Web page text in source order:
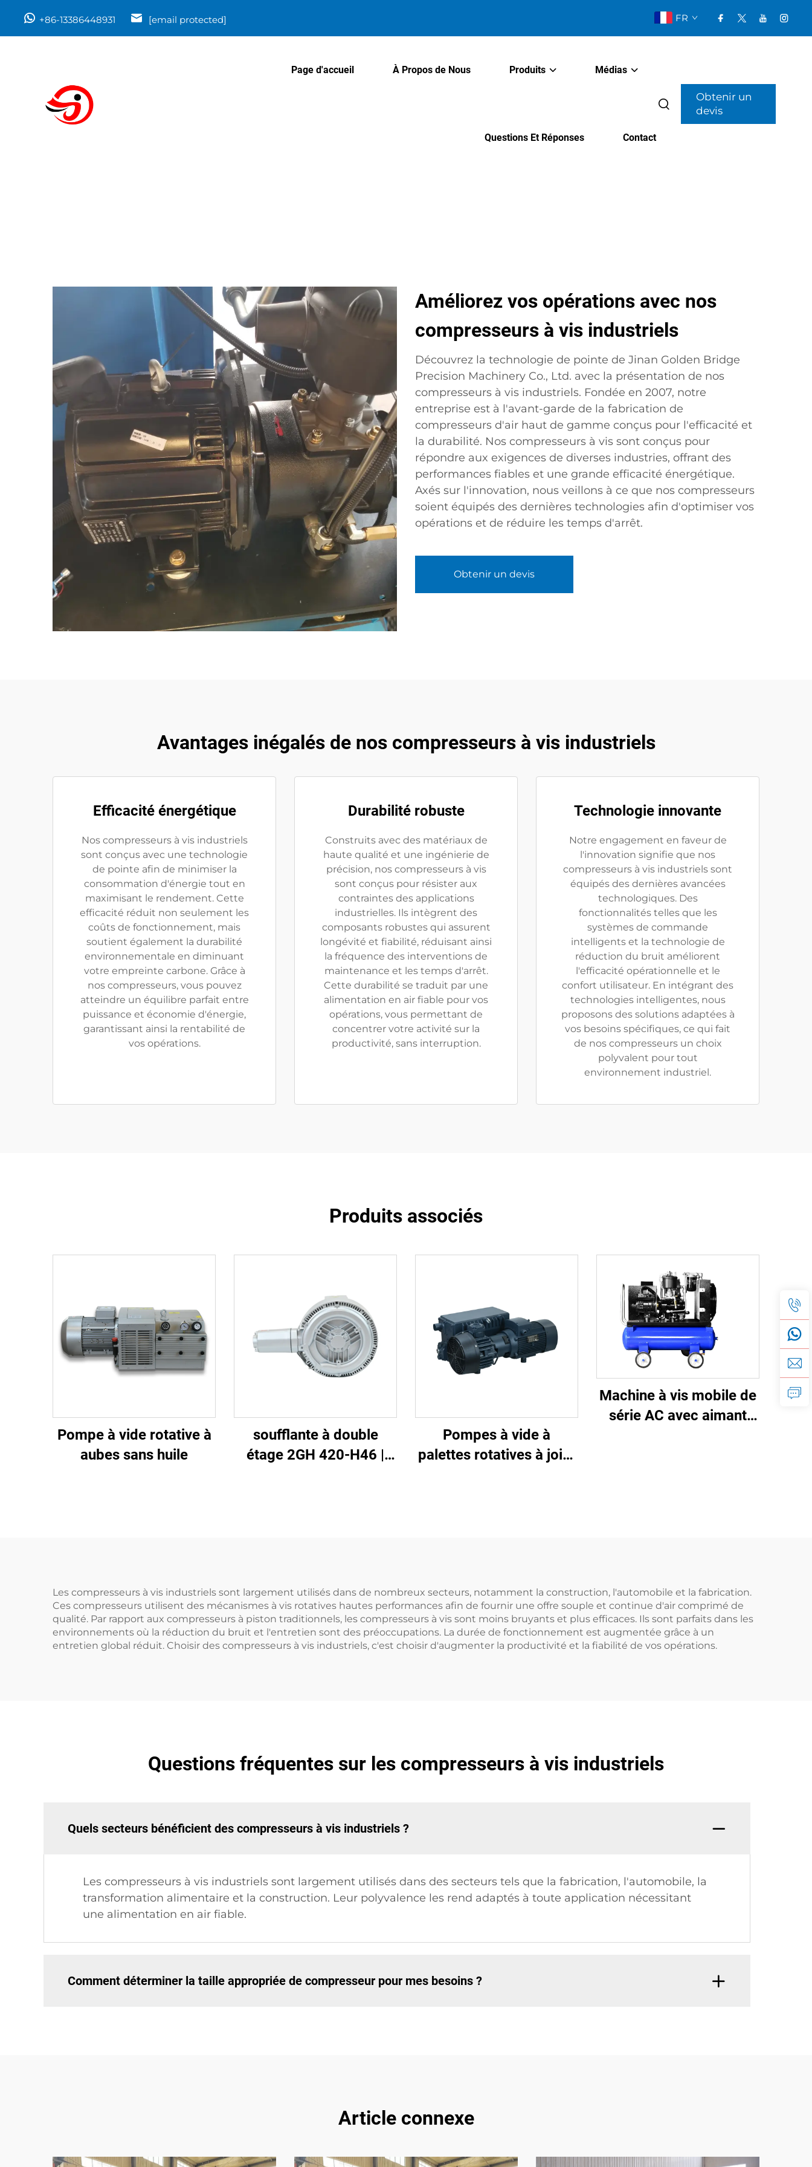
+86-13386448931 [email protected] FR
Page d'accueil À Propos de Nous Produits Médias
Questions Et Réponses Contact
Obtenir un
devis
Améliorez vos opérations avec nos
compresseurs à vis industriels
Découvrez la technologie de pointe de Jinan Golden Bridge
Precision Machinery Co., Ltd. avec la présentation de nos
compresseurs à vis industriels. Fondée en 2007, notre
entreprise est à l'avant-garde de la fabrication de
compresseurs d'air haut de gamme conçus pour l'efficacité et
la durabilité. Nos compresseurs à vis sont conçus pour
répondre aux exigences de diverses industries, offrant des
performances fiables et une grande efficacité énergétique.
Axés sur l'innovation, nous veillons à ce que nos compresseurs
soient équipés des dernières technologies afin d'optimiser vos
opérations et de réduire les temps d'arrêt.
Obtenir un devis
Avantages inégalés de nos compresseurs à vis industriels
Efficacité énergétique
Nos compresseurs à vis industriels
sont conçus avec une technologie
de pointe afin de minimiser la
consommation d'énergie tout en
maximisant le rendement. Cette
efficacité réduit non seulement les
coûts de fonctionnement, mais
soutient également la durabilité
environnementale en diminuant
votre empreinte carbone. Grâce à
nos compresseurs, vous pouvez
atteindre un équilibre parfait entre
puissance et économie d'énergie,
garantissant ainsi la rentabilité de
vos opérations.
Durabilité robuste
Construits avec des matériaux de
haute qualité et une ingénierie de
précision, nos compresseurs à vis
sont conçus pour résister aux
contraintes des applications
industrielles. Ils intègrent des
composants robustes qui assurent
longévité et fiabilité, réduisant ainsi
la fréquence des interventions de
maintenance et les temps d'arrêt.
Cette durabilité se traduit par une
alimentation en air fiable pour vos
opérations, vous permettant de
concentrer votre activité sur la
productivité, sans interruption.
Technologie innovante
Notre engagement en faveur de
l'innovation signifie que nos
compresseurs à vis industriels sont
équipés des dernières avancées
technologiques. Des
fonctionnalités telles que les
systèmes de commande
intelligents et la technologie de
réduction du bruit améliorent
l'efficacité opérationnelle et le
confort utilisateur. En intégrant des
technologies intelligentes, nous
proposons des solutions adaptées à
vos besoins spécifiques, ce qui fait
de nos compresseurs un choix
polyvalent pour tout
environnement industriel.
Produits associés
Pompe à vide rotative à
aubes sans huile
soufflante à double
étage 2GH 420-H46 |
Pompes à vide à
palettes rotatives à joint
Machine à vis mobile de
série AC avec aimant
Les compresseurs à vis industriels sont largement utilisés dans de nombreux secteurs, notamment la construction, l'automobile et la fabrication.
Ces compresseurs utilisent des mécanismes à vis rotatives hautes performances afin de fournir une offre souple et continue d'air comprimé de
qualité. Par rapport aux compresseurs à piston traditionnels, les compresseurs à vis sont moins bruyants et plus efficaces. Ils sont parfaits dans les
environnements où la réduction du bruit et l'entretien sont des préoccupations. La durée de fonctionnement est augmentée grâce à un
entretien global réduit. Choisir des compresseurs à vis industriels, c'est choisir d'augmenter la productivité et la fiabilité de vos opérations.
Questions fréquentes sur les compresseurs à vis industriels
Quels secteurs bénéficient des compresseurs à vis industriels ?
Les compresseurs à vis industriels sont largement utilisés dans des secteurs tels que la fabrication, l'automobile, la
transformation alimentaire et la construction. Leur polyvalence les rend adaptés à toute application nécessitant
une alimentation en air fiable.
Comment déterminer la taille appropriée de compresseur pour mes besoins ?
Article connexe